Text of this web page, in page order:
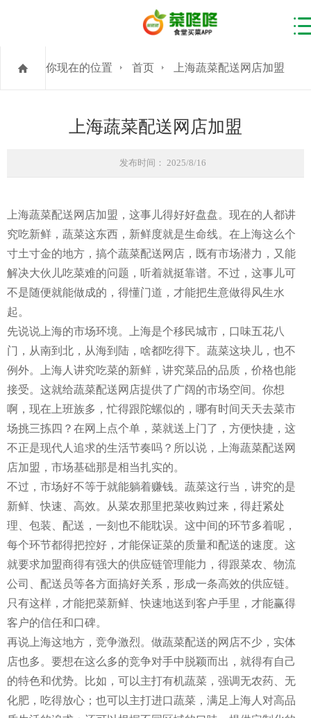
你现在的位置 首页 上海蔬菜配送网店加盟
上海蔬菜配送网店加盟
发布时间： 2025/8/16
上海蔬菜配送网店加盟，这事儿得好好盘盘。现在的人都讲
究吃新鲜，蔬菜这东西，新鲜度就是生命线。在上海这么个
寸土寸金的地方，搞个蔬菜配送网店，既有市场潜力，又能
解决大伙儿吃菜难的问题，听着就挺靠谱。不过，这事儿可
不是随便就能做成的，得懂门道，才能把生意做得风生水
起。
先说说上海的市场环境。上海是个移民城市，口味五花八
门，从南到北，从海到陆，啥都吃得下。蔬菜这块儿，也不
例外。上海人讲究吃菜的新鲜，讲究菜品的品质，价格也能
接受。这就给蔬菜配送网店提供了广阔的市场空间。你想
啊，现在上班族多，忙得跟陀螺似的，哪有时间天天去菜市
场挑三拣四？在网上点个单，菜就送上门了，方便快捷，这
不正是现代人追求的生活节奏吗？所以说，上海蔬菜配送网
店加盟，市场基础那是相当扎实的。
不过，市场好不等于就能躺着赚钱。蔬菜这行当，讲究的是
新鲜、快速、高效。从菜农那里把菜收购过来，得赶紧处
理、包装、配送，一刻也不能耽误。这中间的环节多着呢，
每个环节都得把控好，才能保证菜的质量和配送的速度。这
就要求加盟商得有强大的供应链管理能力，得跟菜农、物流
公司、配送员等各方面搞好关系，形成一条高效的供应链。
只有这样，才能把菜新鲜、快速地送到客户手里，才能赢得
客户的信任和口碑。
再说上海这地方，竞争激烈。做蔬菜配送的网店不少，实体
店也多。要想在这么多的竞争对手中脱颖而出，就得有自己
的特色和优势。比如，可以主打有机蔬菜，强调无农药、无
化肥，吃得放心；也可以主打进口蔬菜，满足上海人对高品